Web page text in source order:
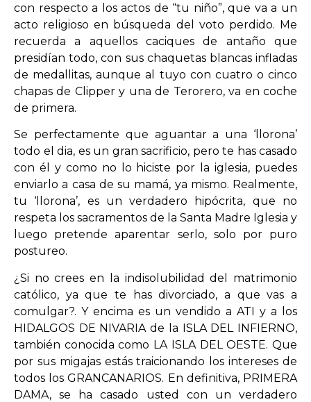
con respecto a los actos de “tu niño”, que va a un
acto religioso en búsqueda del voto perdido. Me
recuerda a aquellos caciques de antaño que
presidían todo, con sus chaquetas blancas infladas
de medallitas, aunque al tuyo con cuatro o cinco
chapas de Clipper y una de Terorero, va en coche
de primera.
Se perfectamente que aguantar a una ‘llorona’
todo el dia, es un gran sacrificio, pero te has casado
con él y como no lo hiciste por la iglesia, puedes
enviarlo a casa de su mamá, ya mismo. Realmente,
tu ‘llorona’, es un verdadero hipócrita, que no
respeta los sacramentos de la Santa Madre Iglesia y
luego pretende aparentar serlo, solo por puro
postureo.
¿Si no crees en la indisolubilidad del matrimonio
católico, ya que te has divorciado, a que vas a
comulgar?. Y encima es un vendido a ATI y a los
HIDALGOS DE NIVARIA de la ISLA DEL INFIERNO,
también conocida como LA ISLA DEL OESTE. Que
por sus migajas estás traicionando los intereses de
todos los GRANCANARIOS. En definitiva, PRIMERA
DAMA, se ha casado usted con un verdadero